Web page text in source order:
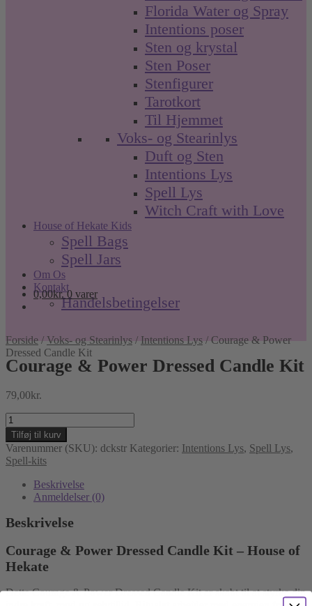
Florida Water og Spray
Intentions poser
Sten og krystal
Sten Poser
Stenfigurer
Tarotkort
Til Hjemmet
Voks- og Stearinlys
Duft og Sten
Intentions Lys
Spell Lys
Witch Craft with Love
House of Hekate Kids
Spell Bags
Spell Jars
Om Os
Kontakt
Handelsbetingelser
0,00kr. 0 varer
Forside /Voks- og Stearinlys /Intentions Lys /Courage & Power
Dressed Candle Kit
Courage & Power Dressed Candle Kit
79,00kr.
Courage
&
Power
Dressed
Candle
antal
Tilføj til kurv
Varenummer (SKU): dckstr Kategorier: Intentions Lys, Spell Lys,
Spell-kits
Beskrivelse
Anmeldelser (0)
Beskrivelse
Courage & Power Dressed Candle Kit – House of
Hekate
Dette Courage & Power Dressed Candle Kit er skabt til at styrke din